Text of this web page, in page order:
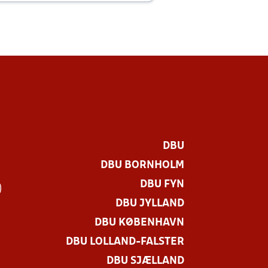
DBU
DBU BORNHOLM
DBU FYN
DBU JYLLAND
DBU KØBENHAVN
DBU LOLLAND-FALSTER
DBU SJÆLLAND